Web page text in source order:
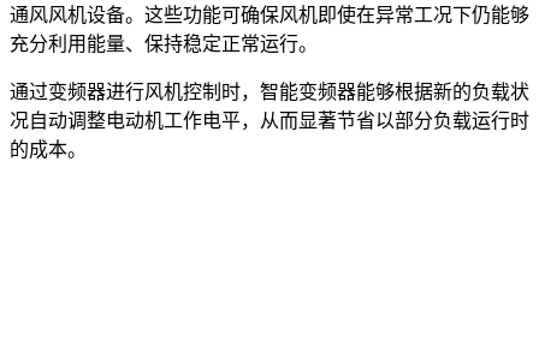
通风风机设备。这些功能可确保风机即使在异常工况下仍能够
充分利用能量、保持稳定正常运行。
通过变频器进行风机控制时，智能变频器能够根据新的负载状
况自动调整电动机工作电平，从而显著节省以部分负载运行时
的成本。